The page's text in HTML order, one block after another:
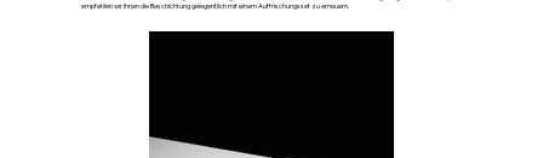
empfehlen wir Ihnen die Beschichtung gelegentlich mit einem Auffrischungsset zu erneuern.